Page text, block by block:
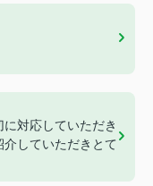
対応していただき
していただきとて